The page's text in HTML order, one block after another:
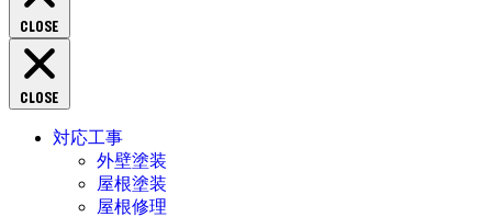
CLOSE
CLOSE
対応工事
外壁塗装
屋根塗装
屋根修理